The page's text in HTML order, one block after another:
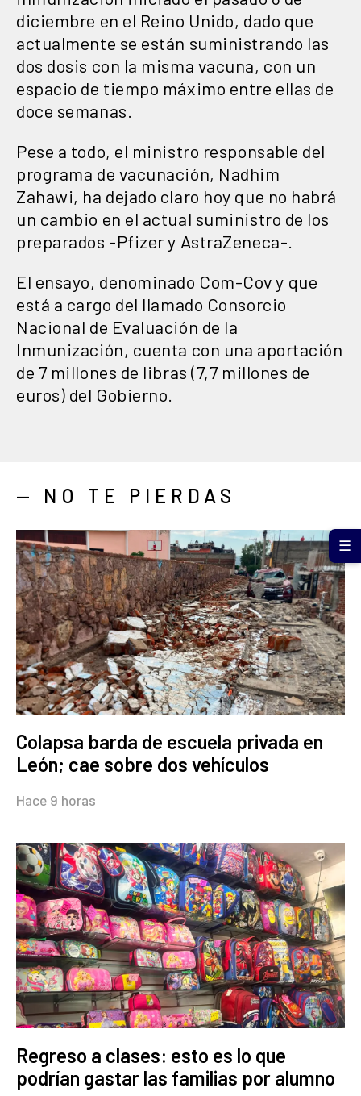
diciembre en el Reino Unido, dado que
actualmente se están suministrando las
dos dosis con la misma vacuna, con un
espacio de tiempo máximo entre ellas de
doce semanas.
Pese a todo, el ministro responsable del
programa de vacunación, Nadhim
Zahawi, ha dejado claro hoy que no habrá
un cambio en el actual suministro de los
preparados -Pfizer y AstraZeneca-.
El ensayo, denominado Com-Cov y que
está a cargo del llamado Consorcio
Nacional de Evaluación de la
Inmunización, cuenta con una aportación
de 7 millones de libras (7,7 millones de
euros) del Gobierno.
— NO TE PIERDAS
Colapsa barda de escuela privada en
León; cae sobre dos vehículos
Hace 9 horas
Regreso a clases: esto es lo que
podrían gastar las familias por alumno
☰